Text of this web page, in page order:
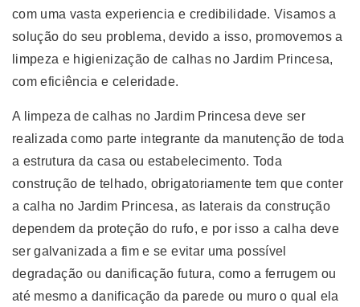
com uma vasta experiencia e credibilidade. Visamos a
solução do seu problema, devido a isso, promovemos a
limpeza e higienização de calhas no Jardim Princesa,
com eficiência e celeridade.
A limpeza de calhas no Jardim Princesa deve ser
realizada como parte integrante da manutenção de toda
a estrutura da casa ou estabelecimento. Toda
construção de telhado, obrigatoriamente tem que conter
a calha no Jardim Princesa, as laterais da construção
dependem da proteção do rufo, e por isso a calha deve
ser galvanizada a fim e se evitar uma possível
degradação ou danificação futura, como a ferrugem ou
até mesmo a danificação da parede ou muro o qual ela